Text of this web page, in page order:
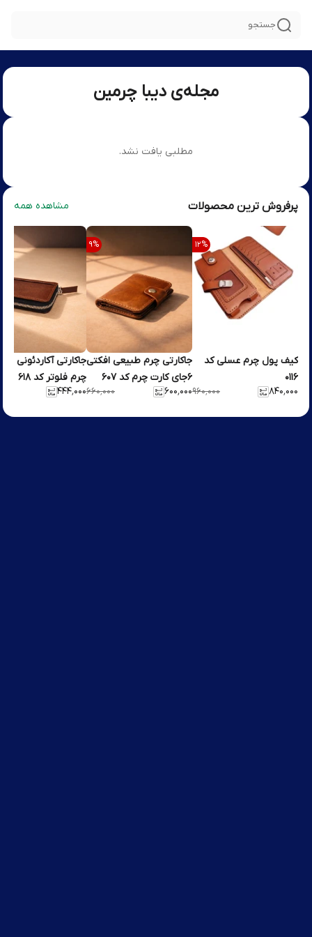
جستجو
مجله‌ی دیبا چرمین
مطلبی یافت نشد.
پرفروش ترین محصولات مشاهده همه
12%
کیف پول چرم عسلی کد
۰۱۱۶
۸۴۰٬۰۰۰
۹۶۰٬۰۰۰
9%
جاکارتی چرم طبیعی افکتی
۶جای کارت چرم کد ۶۰۷
۶۰۰٬۰۰۰
۶۶۰٬۰۰۰
جاکارتی آکاردئونی
چرم فلوتر کد ۶۱۸
۴۴۴٬۰۰۰